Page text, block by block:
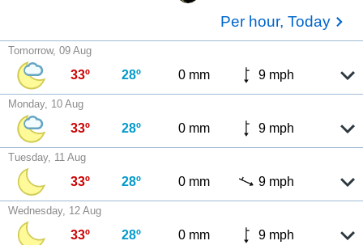
Per hour, Today
Tomorrow, 09 Aug
33º 28º 0 mm 9 mph
Monday, 10 Aug
33º 28º 0 mm 9 mph
Tuesday, 11 Aug
33º 28º 0 mm 9 mph
Wednesday, 12 Aug
33º 28º 0 mm 9 mph